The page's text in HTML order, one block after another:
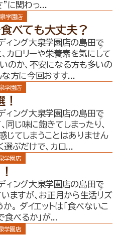
”に関わっ...
学園店
べても大丈夫？
ィング大泉学園店の島田で
、カロリーや栄養素を気にして
のか、不安になる方も多いの
な方に今回おすす...
学園店
ィング大泉学園店の島田で
同じ味に飽きてしまったり、
じてしまうことはありません
選ぶだけで、カロ...
学園店
ィング大泉学園店の島田で
ますが、お正月から生活リズ
。 ダイエットは「食べないこ
食べるか」が...
学園店